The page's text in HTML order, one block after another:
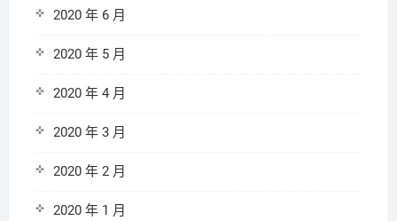
2020 年 6 月
2020 年 5 月
2020 年 4 月
2020 年 3 月
2020 年 2 月
2020 年 1 月